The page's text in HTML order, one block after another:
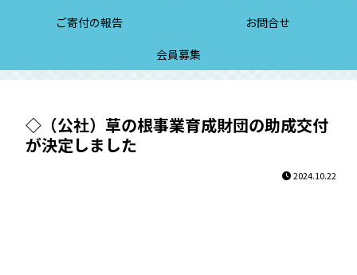
ご寄付の報告
お問合せ
会員募集
◇（公社）草の根事業育成財団の助成交付
が決定しました
2024.10.22